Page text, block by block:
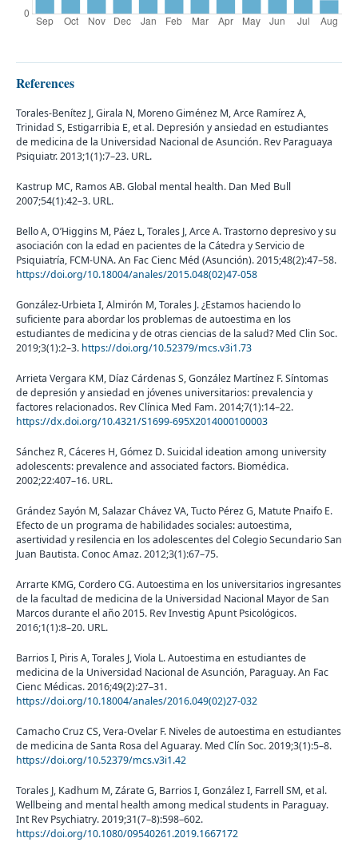
References
Torales-Benítez J, Girala N, Moreno Giménez M, Arce Ramírez A,
Trinidad S, Estigarribia E, et al. Depresión y ansiedad en estudiantes
de medicina de la Universidad Nacional de Asunción. Rev Paraguaya
Psiquiatr. 2013;1(1):7–23. URL.
Kastrup MC, Ramos AB. Global mental health. Dan Med Bull
2007;54(1):42–3. URL.
Bello A, O’Higgins M, Páez L, Torales J, Arce A. Trastorno depresivo y su
asociación con la edad en pacientes de la Cátedra y Servicio de
Psiquiatría, FCM-UNA. An Fac Cienc Méd (Asunción). 2015;48(2):47–58.
https://doi.org/10.18004/anales/2015.048(02)47-058
González-Urbieta I, Almirón M, Torales J. ¿Estamos haciendo lo
suficiente para abordar los problemas de autoestima en los
estudiantes de medicina y de otras ciencias de la salud? Med Clin Soc.
2019;3(1):2–3. https://doi.org/10.52379/mcs.v3i1.73
Arrieta Vergara KM, Díaz Cárdenas S, González Martínez F. Síntomas
de depresión y ansiedad en jóvenes universitarios: prevalencia y
factores relacionados. Rev Clínica Med Fam. 2014;7(1):14–22.
https://dx.doi.org/10.4321/S1699-695X2014000100003
Sánchez R, Cáceres H, Gómez D. Suicidal ideation among university
adolescents: prevalence and associated factors. Biomédica.
2002;22:407–16. URL.
Grández Sayón M, Salazar Chávez VA, Tucto Pérez G, Matute Pnaifo E.
Efecto de un programa de habilidades sociales: autoestima,
asertividad y resilencia en los adolescentes del Colegio Secundario San
Juan Bautista. Conoc Amaz. 2012;3(1):67–75.
Arrarte KMG, Cordero CG. Autoestima en los universitarios ingresantes
de la facultad de medicina de la Universidad Nacional Mayor de San
Marcos durante el año 2015. Rev Investig Apunt Psicológicos.
2016;1(1):8–20. URL.
Barrios I, Piris A, Torales J, Viola L. Autoestima en estudiantes de
medicina de la Universidad Nacional de Asunción, Paraguay. An Fac
Cienc Médicas. 2016;49(2):27–31.
https://doi.org/10.18004/anales/2016.049(02)27-032
Camacho Cruz CS, Vera-Ovelar F. Niveles de autoestima en estudiantes
de medicina de Santa Rosa del Aguaray. Med Clín Soc. 2019;3(1):5–8.
https://doi.org/10.52379/mcs.v3i1.42
Torales J, Kadhum M, Zárate G, Barrios I, González I, Farrell SM, et al.
Wellbeing and mental health among medical students in Paraguay.
Int Rev Psychiatry. 2019;31(7–8):598–602.
https://doi.org/10.1080/09540261.2019.1667172